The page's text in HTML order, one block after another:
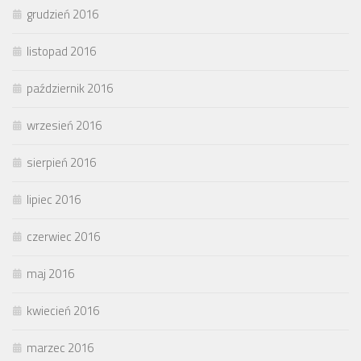
grudzień 2016
listopad 2016
październik 2016
wrzesień 2016
sierpień 2016
lipiec 2016
czerwiec 2016
maj 2016
kwiecień 2016
marzec 2016